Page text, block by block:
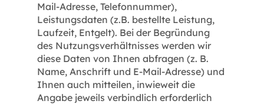
Mail-Adresse, Telefonnummer),
Leistungsdaten (z.B. bestellte Leistung,
Laufzeit, Entgelt). Bei der Begründung
des Nutzungsverhältnisses werden wir
diese Daten von Ihnen abfragen (z. B.
Name, Anschrift und E-Mail-Adresse) und
Ihnen auch mitteilen, inwieweit die
Angabe jeweils verbindlich erforderlich